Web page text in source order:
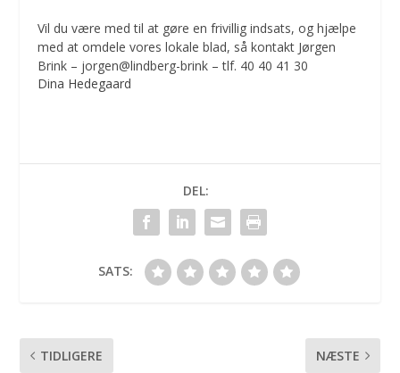
Vil du være med til at gøre en frivillig indsats, og hjælpe
med at omdele vores lokale blad, så kontakt Jørgen
Brink – jorgen@lindberg-brink – tlf. 40 40 41 30
Dina Hedegaard
DEL:
SATS:
TIDLIGERE NÆSTE